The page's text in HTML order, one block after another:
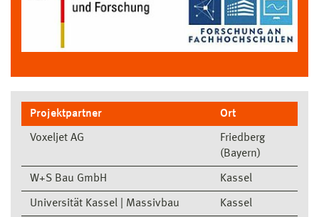
Projektpartner Ort
Voxeljet AG
Friedberg
(Bayern)
W+S Bau GmbH Kassel
Universität Kassel | Massivbau Kassel